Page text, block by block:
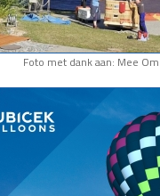
Foto met dank aan: Mee